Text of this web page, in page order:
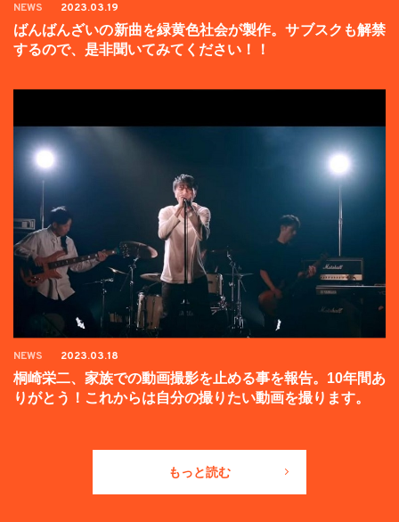
NEWS 2023.03.19
ばんばんざいの新曲を緑黄色社会が製作。サブスクも解禁
するので、是非聞いてみてください！！
NEWS 2023.03.18
桐崎栄二、家族での動画撮影を止める事を報告。10年間あ
りがとう！これからは自分の撮りたい動画を撮ります。
もっと読む